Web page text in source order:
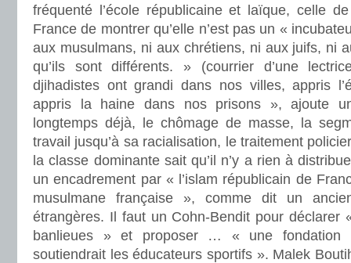
fréquenté l’école républicaine et laïque, celle
France de montrer qu’elle n’est pas un «
aux musulmans, ni aux chrétiens, ni aux juifs, ni
qu’ils sont différents. » (courrier d’une
djihadistes ont grandi dans nos villes, appris
appris la haine dans nos prisons », ajoute
longtemps déjà, le chômage de masse, la
travail jusqu’à sa racialisation, le traitement
la classe dominante sait qu’il n’y a rien à
un encadrement par « l’islam républicain de
musulmane française », comme dit un
étrangères. Il faut un Cohn-Bendit pour déclarer
banlieues » et proposer … « une fondation
soutiendrait les éducateurs sportifs ». Malek